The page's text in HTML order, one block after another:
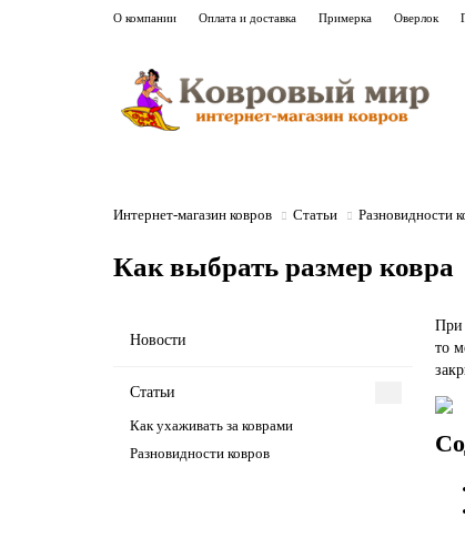
О компании Оплата и доставка Примерка Оверлок
Интернет-магазин ковров Cтатьи Разновидности
Как выбрать размер ковра
Новости
Cтатьи
Как ухаживать за коврами
Разновидности ковров
При
то